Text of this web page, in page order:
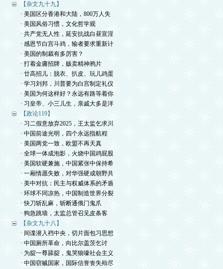
【杂文九十九】
· 美国区分香港和大陆，800万人失
· 美国风俗习惯，文化哲学观
· 共产党无人性，延安抗战白昼宣淫
· 感恩节白宫斗鸡，输者要求重新计
· 美国的制裁有多厉害？
· 打着金庸招牌，贩卖精神鸦片
· 廿高招儿：脱衣、扒皮、玩儿鸡蛋
· 学习刘邦，川普要为白宫制定礼仪
· 美国为何这样好？永远有路等着你
· 习皇帝、小三儿生，亲戚大多是洋
【政论119】
· 习二假意放弃2025，王太监乞求川
· 中国前途光明，四个永远指航程
· 美国两党一致，欧盟不再天真
· 全球一体成泡影，火烧中国鸡屁股
· 美国软硬兼施，中国紧张中保持希
· 一厢情愿失败，对华强硬成朝野共
· 美中对抗：民主与权威体系的矛盾
· 环球不同凉热，中国制造世界分裂
· 快刀斩乱麻，斩断通俄门鬼爪
· 狗急跳墙，太监总管召见皮条客
【杂文九十八】
· 间谍潜入裆中央，切片面包习思想
· 中国厕所革命，向比尔盖茨乞讨
· 为腚一尊舔腚，鬼哭狼嚎社会主义
· 中国窃贼国家，国际信誉丧失殆尽